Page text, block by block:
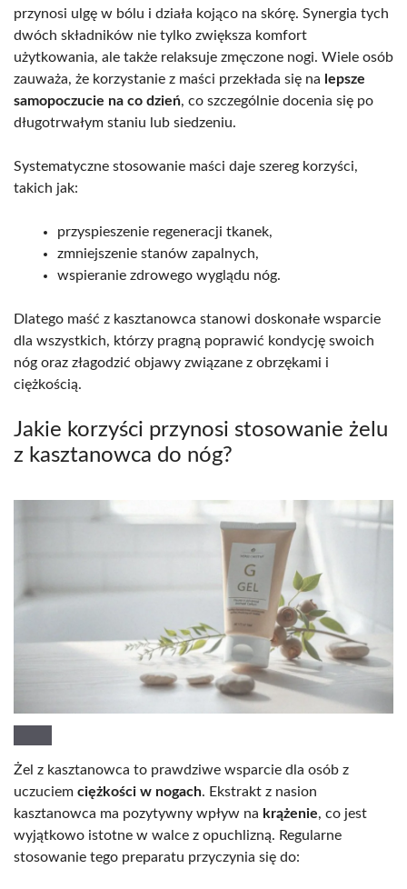
przynosi ulgę w bólu i działa kojąco na skórę. Synergia tych
dwóch składników nie tylko zwiększa komfort
użytkowania, ale także relaksuje zmęczone nogi. Wiele osób
zauważa, że korzystanie z maści przekłada się na lepsze
samopoczucie na co dzień, co szczególnie docenia się po
długotrwałym staniu lub siedzeniu.
Systematyczne stosowanie maści daje szereg korzyści,
takich jak:
przyspieszenie regeneracji tkanek,
zmniejszenie stanów zapalnych,
wspieranie zdrowego wyglądu nóg.
Dlatego maść z kasztanowca stanowi doskonałe wsparcie
dla wszystkich, którzy pragną poprawić kondycję swoich
nóg oraz złagodzić objawy związane z obrzękami i
ciężkością.
Jakie korzyści przynosi stosowanie żelu
z kasztanowca do nóg?
Żel z kasztanowca to prawdziwe wsparcie dla osób z
uczuciem ciężkości w nogach. Ekstrakt z nasion
kasztanowca ma pozytywny wpływ na krążenie, co jest
wyjątkowo istotne w walce z opuchlizną. Regularne
stosowanie tego preparatu przyczynia się do: